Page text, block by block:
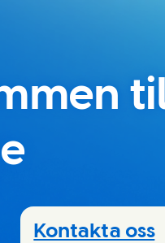
Kontakta oss